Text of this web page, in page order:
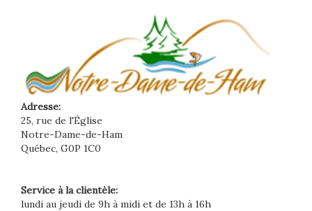
Adresse:
25, rue de l'Église
Notre-Dame-de-Ham
Québec, G0P 1C0
Service à la clientèle:
lundi au jeudi de 9h à midi et de 13h à 16h